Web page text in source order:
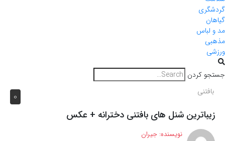
گردشگری
گیاهان
مد و لباس
مذهبی
ورزشی
جستجو کردن
0 بافتنی
زیباترین شنل های بافتنی دخترانه + عکس
نویسنده: جیران